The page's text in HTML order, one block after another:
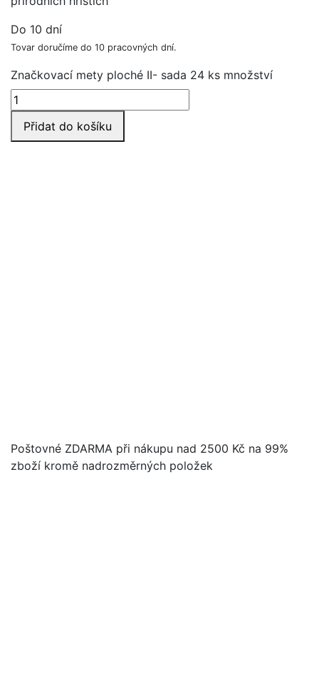
Do 10 dní
Tovar doručíme do 10 pracovných dní.
Značkovací mety ploché II- sada 24 ks množství
Přidat do košíku
Poštovné ZDARMA při nákupu nad 2500 Kč na 99%
zboží kromě nadrozměrných položek